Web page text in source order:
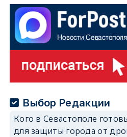
Выбор Редакции
Кого в Севастополе
для защиты города от